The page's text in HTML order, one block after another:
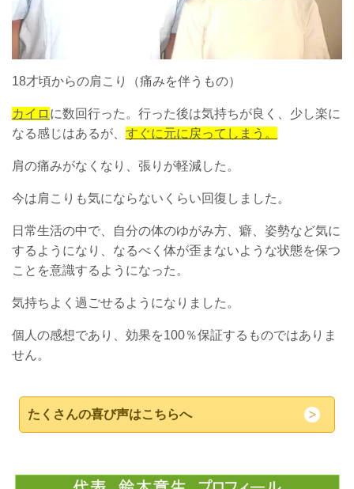
18才頃からの肩こり（痛みを伴うもの）
カイロ に数回行った。行った後は気持ちが良く、少し楽に
なる感じはあるが、 すぐに元に戻ってしまう。
肩の痛みがなくなり、張りが軽減した。
今は肩こりも気にならないくらい回復しました。
日常生活の中で、自分の体のゆがみ方、癖、姿勢など気に
するようになり、なるべく体が歪まないような状態を保つ
ことを意識するようになった。
気持ちよく過ごせるようになりました。
個人の感想であり、効果を100％保証するものではありま
せん。
たくさんの喜び声はこちらへ